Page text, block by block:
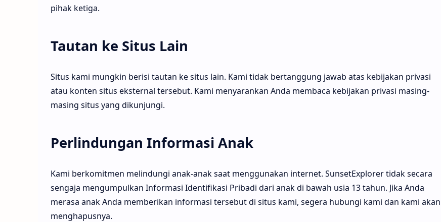
pihak ketiga.
Tautan ke Situs Lain
Situs kami mungkin berisi tautan ke situs lain. Kami tidak bertanggung jawab atas kebijakan privasi
atau konten situs eksternal tersebut. Kami menyarankan Anda membaca kebijakan privasi masing-
masing situs yang dikunjungi.
Perlindungan Informasi Anak
Kami berkomitmen melindungi anak-anak saat menggunakan internet. SunsetExplorer tidak secara
sengaja mengumpulkan Informasi Identifikasi Pribadi dari anak di bawah usia 13 tahun. Jika Anda
merasa anak Anda memberikan informasi tersebut di situs kami, segera hubungi kami dan kami akan
menghapusnya.